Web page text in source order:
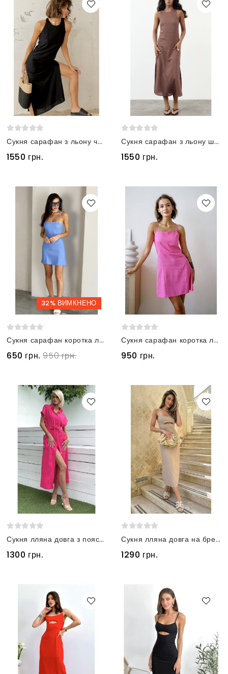
Сукня сарафан з льону чорна
1550 грн.
Сукня сарафан з льону шоколадна
1550 грн.
32% ВИМКНЕНО
Сукня сарафан коротка лляна блакитна
650 грн. 950 грн.
Сукня сарафан коротка лляна малинова
950 грн.
Сукня лляна довга з поясом та кишенями малинова
1300 грн.
Сукня лляна довга на бретелях бежева
1290 грн.